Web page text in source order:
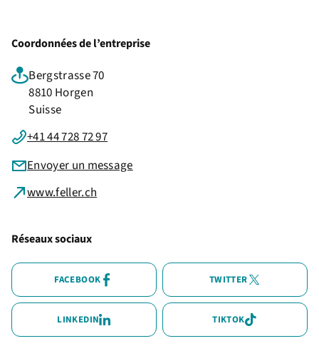
Coordonnées de l’entreprise
Bergstrasse 70
8810 Horgen
Suisse
+41 44 728 72 97
Envoyer un message
www.feller.ch
Réseaux sociaux
FACEBOOK TWITTER
LINKEDIN TIKTOK